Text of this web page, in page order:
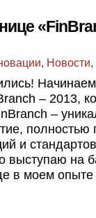
, Новости,
– 2013,
–
полностью
и
выступаю на
в моем